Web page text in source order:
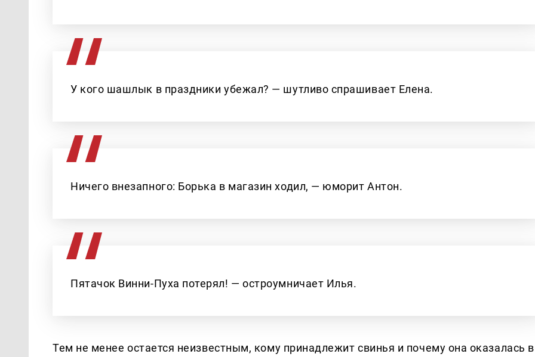
У кого шашлык в праздники убежал? — шутливо спрашивает Елена.
Ничего внезапного: Борька в магазин ходил, — юморит Антон.
Пятачок Винни-Пуха потерял! — остроумничает Илья.
Тем не менее остается неизвестным, кому принадлежит свинья и почему она оказалась в